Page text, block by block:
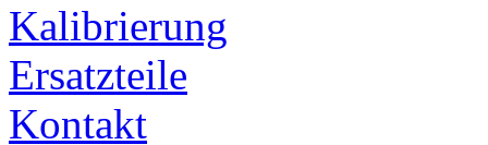
Kalibrierung
Ersatzteile
Kontakt